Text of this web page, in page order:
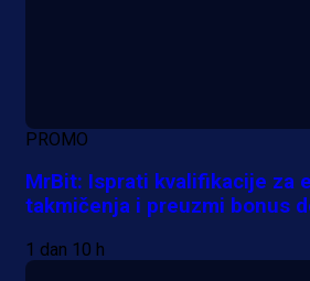
PROMO
MrBit: Isprati kvalifikacije za
takmičenja i preuzmi bonus
1 dan 10 h